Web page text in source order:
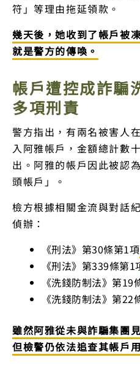
符」等理由拖延領款。
幾天後，她收到了帳戶被
就是警方的傳喚。
帳戶遭控成詐騙
多項刑責
警方指出，有兩名被害人
入阿雅帳戶，金額總計數
出。阿雅的帳戶因此被認
頭帳戶」。
檢方根據相關金流與對話
偵辦：
《刑法》第30條第1項
《刑法》第339條第1
《洗錢防制法》第19
《洗錢防制法》第22
雖然阿雅從未與詐騙集團
但檢警仍依法追查其帳戶